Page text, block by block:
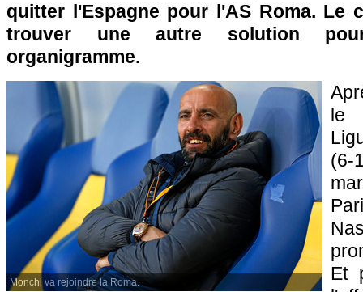
quitter l'Espagne pour l'AS Roma. Le
trouver une autre solution
organigramme.
Monchi va rejoindre la Roma.
le
Et